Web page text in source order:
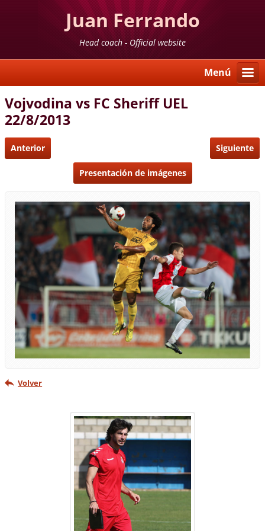
Juan Ferrando
Head coach - Official website
Menú
Vojvodina vs FC Sheriff UEL
22/8/2013
Anterior Siguiente
Presentación de imágenes
Volver